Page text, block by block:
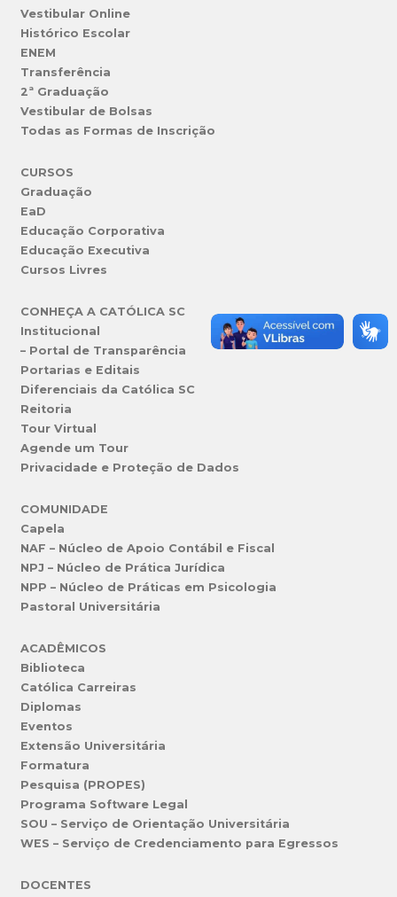
Vestibular Online
Histórico Escolar
ENEM
Transferência
2ª Graduação
Vestibular de Bolsas
Todas as Formas de Inscrição
CURSOS
Graduação
EaD
Educação Corporativa
Educação Executiva
Cursos Livres
CONHEÇA A CATÓLICA SC
Institucional
– Portal de Transparência
Portarias e Editais
Diferenciais da Católica SC
Reitoria
Tour Virtual
Agende um Tour
Privacidade e Proteção de Dados
COMUNIDADE
Capela
NAF – Núcleo de Apoio Contábil e Fiscal
NPJ – Núcleo de Prática Jurídica
NPP – Núcleo de Práticas em Psicologia
Pastoral Universitária
ACADÊMICOS
Biblioteca
Católica Carreiras
Diplomas
Eventos
Extensão Universitária
Formatura
Pesquisa (PROPES)
Programa Software Legal
SOU – Serviço de Orientação Universitária
WES – Serviço de Credenciamento para Egressos
DOCENTES